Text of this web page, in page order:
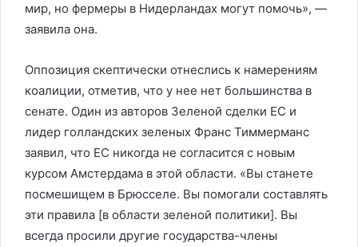
мир, но фермеры в Нидерландах могут помочь», —
заявила она.
Оппозиция скептически отнеслись к намерениям
коалиции, отметив, что у нее нет большинства в
сенате. Один из авторов Зеленой сделки ЕС и
лидер голландских зеленых Франс Тиммерманс
заявил, что ЕС никогда не согласится с новым
курсом Амстердама в этой области. «Вы станете
посмешищем в Брюсселе. Вы помогали составлять
эти правила [в области зеленой политики]. Вы
всегда просили другие государства-члены